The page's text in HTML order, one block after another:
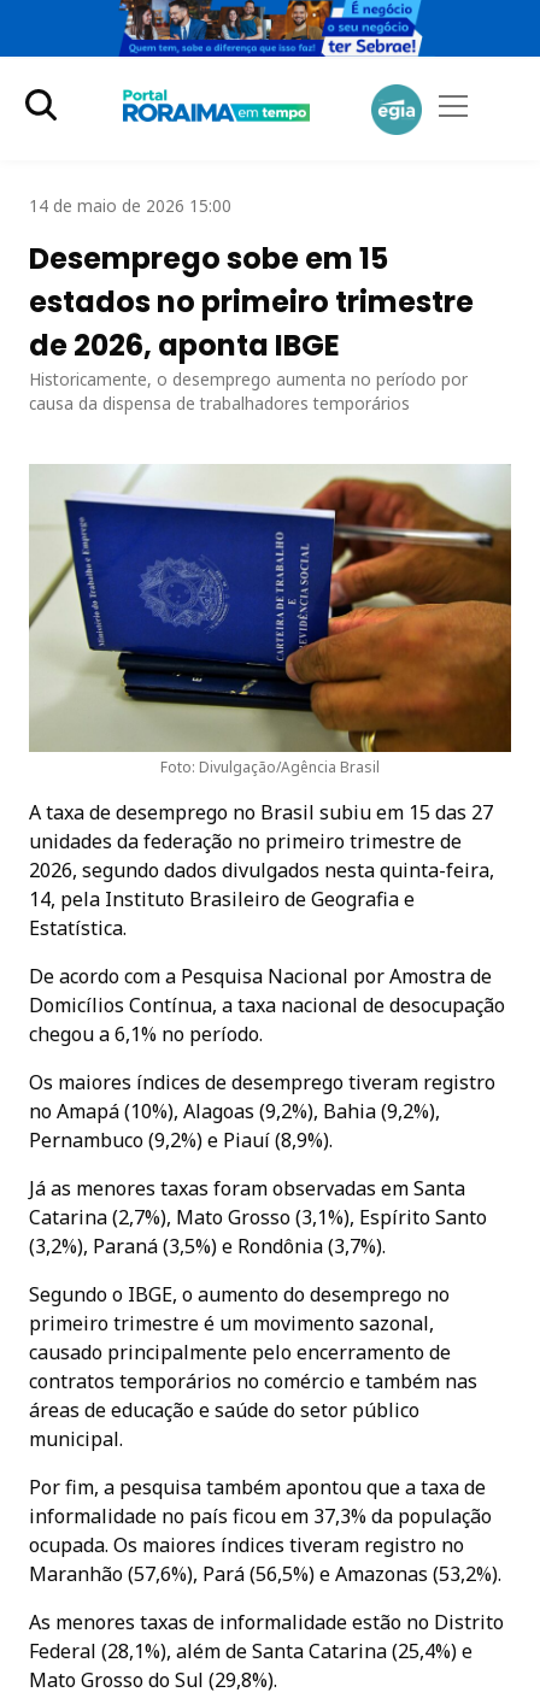
14 de maio de 2026 15:00
Desemprego sobe em 15
estados no primeiro trimestre
de 2026, aponta IBGE
Historicamente, o desemprego aumenta no período por
causa da dispensa de trabalhadores temporários
Foto: Divulgação/Agência Brasil
A taxa de desemprego no Brasil subiu em 15 das 27
unidades da federação no primeiro trimestre de
2026, segundo dados divulgados nesta quinta-feira,
14, pela Instituto Brasileiro de Geografia e
Estatística.
De acordo com a Pesquisa Nacional por Amostra de
Domicílios Contínua, a taxa nacional de desocupação
chegou a 6,1% no período.
Os maiores índices de desemprego tiveram registro
no Amapá (10%), Alagoas (9,2%), Bahia (9,2%),
Pernambuco (9,2%) e Piauí (8,9%).
Já as menores taxas foram observadas em Santa
Catarina (2,7%), Mato Grosso (3,1%), Espírito Santo
(3,2%), Paraná (3,5%) e Rondônia (3,7%).
Segundo o IBGE, o aumento do desemprego no
primeiro trimestre é um movimento sazonal,
causado principalmente pelo encerramento de
contratos temporários no comércio e também nas
áreas de educação e saúde do setor público
municipal.
Por fim, a pesquisa também apontou que a taxa de
informalidade no país ficou em 37,3% da população
ocupada. Os maiores índices tiveram registro no
Maranhão (57,6%), Pará (56,5%) e Amazonas (53,2%).
As menores taxas de informalidade estão no Distrito
Federal (28,1%), além de Santa Catarina (25,4%) e
Mato Grosso do Sul (29,8%).